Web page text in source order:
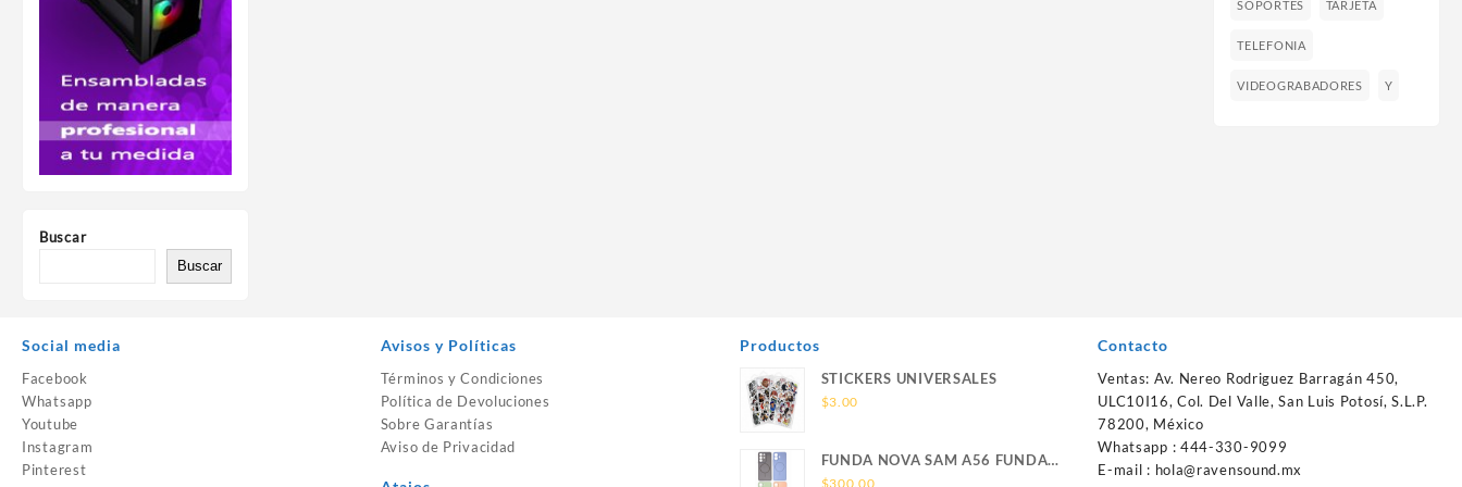
Buscar
Buscar
SOPORTES TARJETA
TELEFONIA
VIDEOGRABADORES Y
Social media
Facebook
Whatsapp
Youtube
Instagram
Pinterest
Avisos y Políticas
Términos y Condiciones
Política de Devoluciones
Sobre Garantías
Aviso de Privacidad
Productos
STICKERS UNIVERSALES
$3.00
FUNDA NOVA SAM A56 FUNDA
SILICONA SIN SOPORTE
$300.00
Contacto
Ventas: Av. Nereo Rodriguez Barragán 450,
ULC10I16, Col. Del Valle, San Luis Potosí, S.L.P.
78200, México
Whatsapp : 444-330-9099
E-mail : hola@ravensound.mx